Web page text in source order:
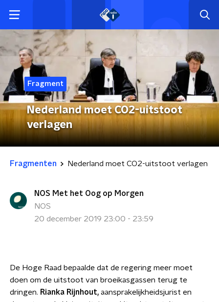
Fragment
Nederland moet CO2-uitstoot
verlagen
Fragmenten Nederland moet CO2-uitstoot verlagen
NOS Met het Oog op Morgen
NOS
20 december 2019 23:00 - 23:59
De Hoge Raad bepaalde dat de regering meer moet
doen om de uitstoot van broeikasgassen terug te
dringen. Rianka Rijnhout, aansprakelijkheidsjurist en